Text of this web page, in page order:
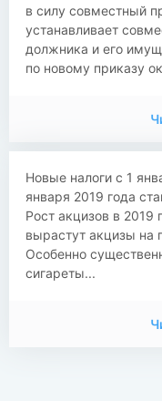
в силу совместный
устанавливает
должника и его
по новому приказу
​​Новые налоги с 1
января 2019 года
Рост акцизов в 2019
вырастут акцизы на
Особенно
сигареты...